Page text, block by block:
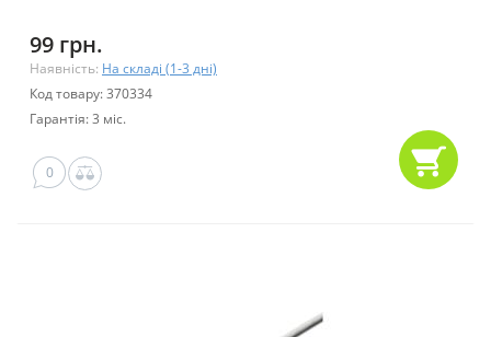
99 грн.
Наявність: На складі (1-3 дні)
Код товару: 370334
Гарантія: 3 міс.
0